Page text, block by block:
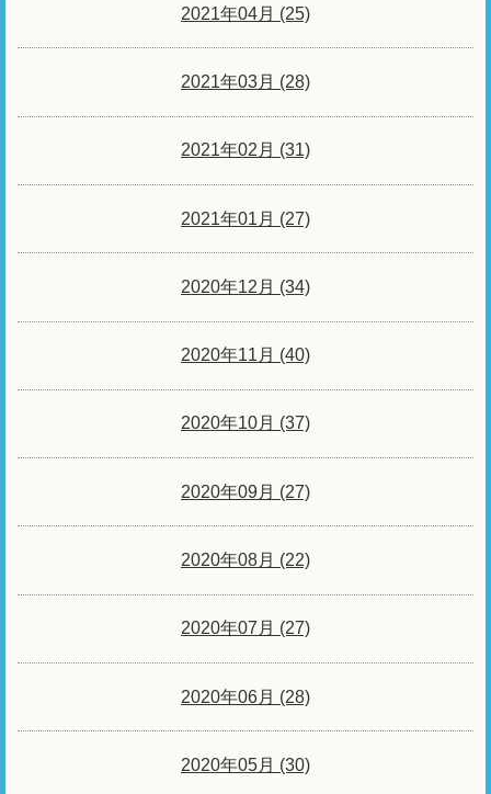
2021年04月 (25)
2021年03月 (28)
2021年02月 (31)
2021年01月 (27)
2020年12月 (34)
2020年11月 (40)
2020年10月 (37)
2020年09月 (27)
2020年08月 (22)
2020年07月 (27)
2020年06月 (28)
2020年05月 (30)